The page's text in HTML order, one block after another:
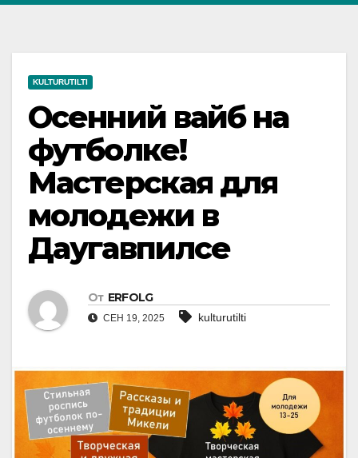
KULTURUTILTI
Осенний вайб на
футболке!
Мастерская для
молодежи в
Даугавпилсе
От ERFOLG
СЕН 19, 2025 kulturutilti